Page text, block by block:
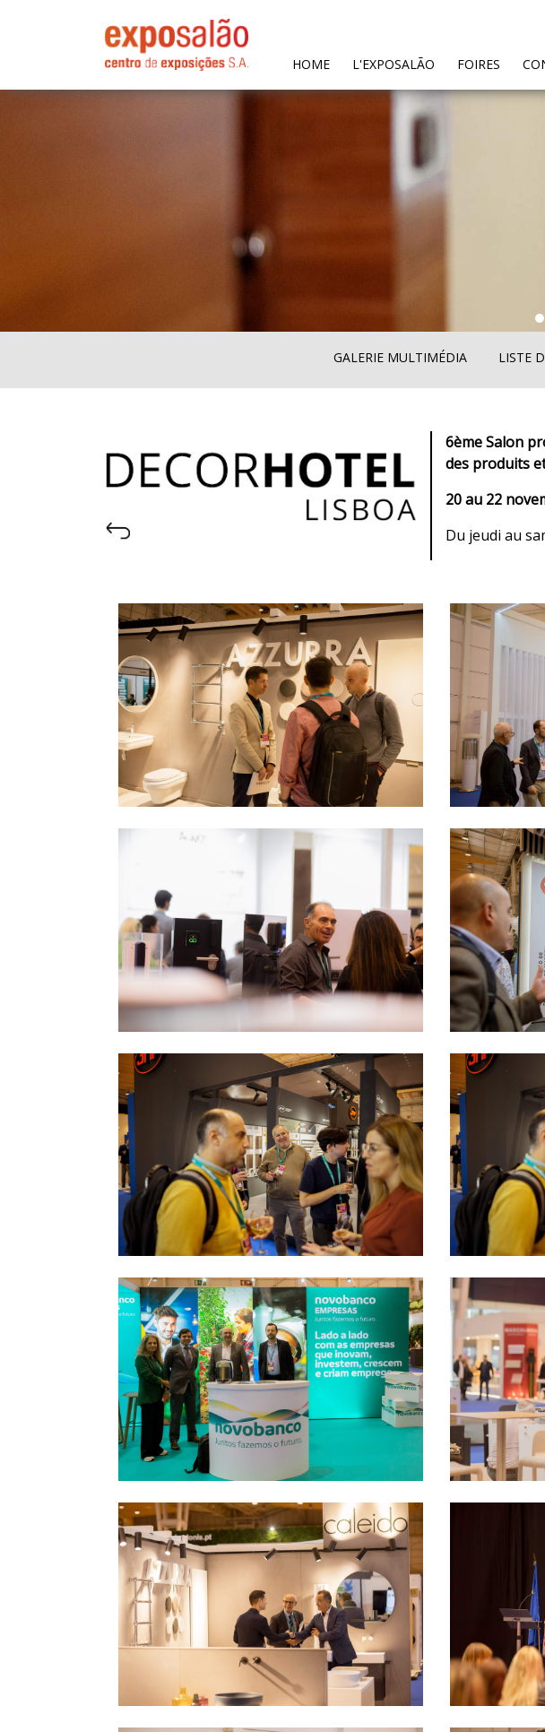
HOME(CURRENT)
L'EXPOSALÃO FOIRES
GALERIE MULTIMÉDIA LISTE
6ème Salon
des produits
20 au 22
Du jeudi au